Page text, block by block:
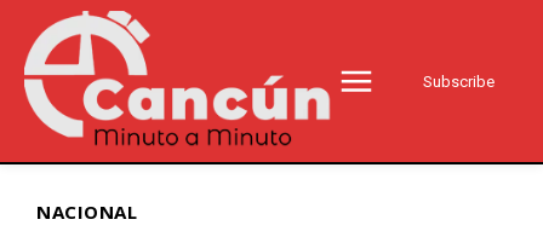
Subscribe
NACIONAL